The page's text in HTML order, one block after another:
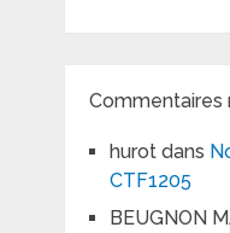
Commentaires
hurotdans
CTF1205
BEUGNON